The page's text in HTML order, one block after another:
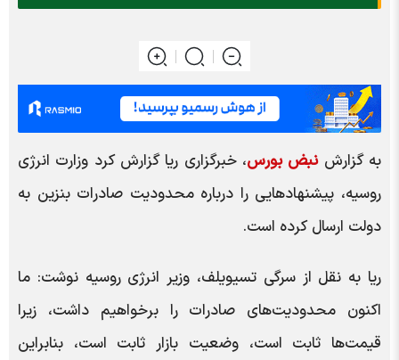
به گزارشنبض بورس، خبرگزاری ریا گزارش کرد وزارت انرژی
روسیه، پیشنهادهایی را درباره محدودیت صادرات بنزین به
دولت ارسال کرده است.
ریا به نقل از سرگی تسیویلف، وزیر انرژی روسیه نوشت: ما
اکنون محدودیت‌های صادرات را برخواهیم داشت، زیرا
قیمت‌ها ثابت است، وضعیت بازار ثابت است، بنابراین